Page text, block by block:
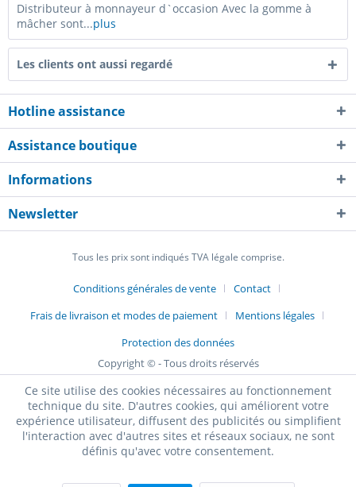
Distributeur à monnayeur d`occasion Avec la gomme à
mâcher sont...plus
Les clients ont aussi regardé
Hotline assistance
Assistance boutique
Informations
Newsletter
Tous les prix sont indiqués TVA légale comprise.
Conditions générales de vente
Contact
Frais de livraison et modes de paiement
Mentions légales
Protection des données
Copyright © - Tous droits réservés
Ce site utilise des cookies nécessaires au fonctionnement
technique du site. D'autres cookies, qui améliorent votre
expérience utilisateur, diffusent des publicités ou simplifient
l'interaction avec d'autres sites et réseaux sociaux, ne sont
définis qu'avec votre consentement.